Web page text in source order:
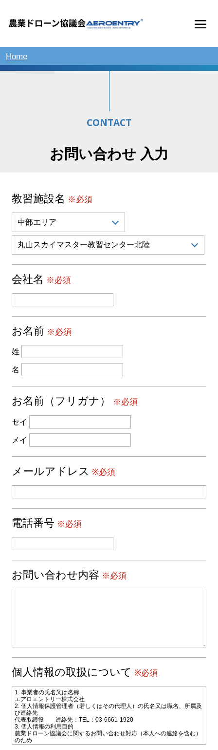
Home
CONTACT
お問い合わせ 入力
教習施設名 ※必須
会社名 ※必須
お名前 ※必須
姓
名
お名前（フリガナ） ※必須
セイ
メイ
メールアドレス ※必須
電話番号 ※必須
お問い合わせ内容 ※必須
個人情報の取扱について ※必須
1. 事業者の氏名又は名称
エアロエントリー株式会社
2. 個人情報保護管理者（若しくはその代理人）の氏名又は職名、所属及
び連絡先
代表取締役 連絡先：TEL：03-6661-1920
3. 個人情報の利用目的
農業ドローン協議会に関するお問い合わせ対応（本人への連絡を含む）
のため